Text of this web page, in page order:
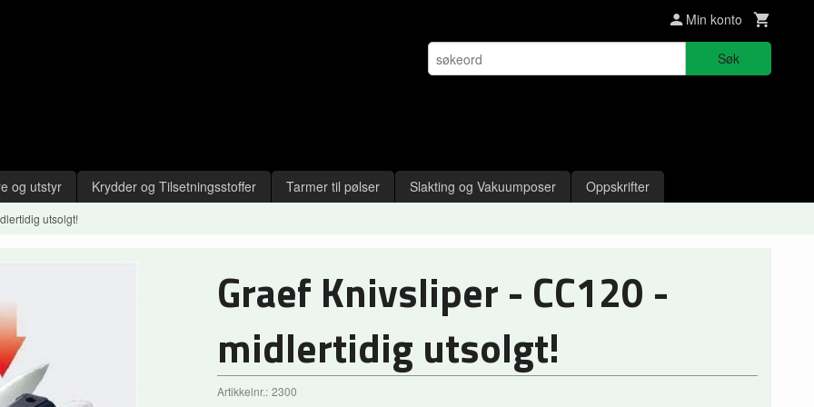
Min konto
Søk
og utstyr Krydder og Tilsetningsstoffer Tarmer til pølser Slakting og Vakuumposer Oppskrifter
utsolgt!
Graef Knivsliper - CC120 -
midlertidig utsolgt!
Artikkelnr.: 2300